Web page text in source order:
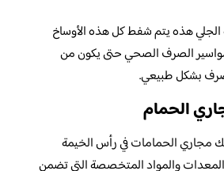
الجلي هذه يتم شفط كل هذه الأوساخ
الصرف الصحي حتى يكون من
بشكل طبيعي.
الحمام
مجاري الحمامات في رأس الخيمة
والمواد المتخصصة التي تضمن